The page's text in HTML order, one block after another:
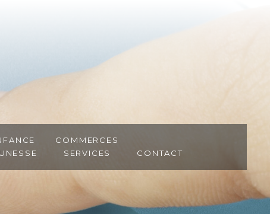
Commerces
Services
Contact